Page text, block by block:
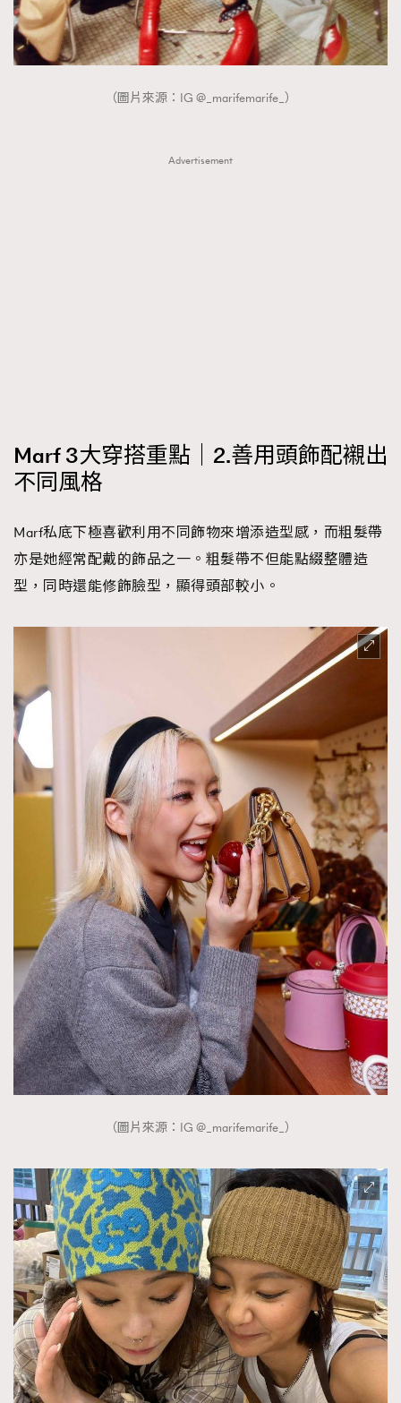
（圖片來源：IG @_marifemarife_）
Advertisement
Marf 3大穿搭重點｜2.善用頭飾配襯出
不同風格
Marf私底下極喜歡利用不同飾物來增添造型感，而粗髮帶
亦是她經常配戴的飾品之一。粗髮帶不但能點綴整體造
型，同時還能修飾臉型，顯得頭部較小。
（圖片來源：IG @_marifemarife_）